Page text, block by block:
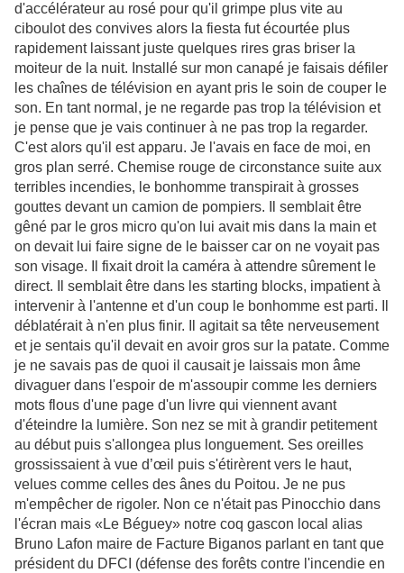
d'accélérateur au rosé pour qu'il grimpe plus vite au
ciboulot des convives alors la fiesta fut écourtée plus
rapidement laissant juste quelques rires gras briser la
moiteur de la nuit. Installé sur mon canapé je faisais défiler
les chaînes de télévision en ayant pris le soin de couper le
son. En tant normal, je ne regarde pas trop la télévision et
je pense que je vais continuer à ne pas trop la regarder.
C'est alors qu'il est apparu. Je l'avais en face de moi, en
gros plan serré. Chemise rouge de circonstance suite aux
terribles incendies, le bonhomme transpirait à grosses
gouttes devant un camion de pompiers. Il semblait être
gêné par le gros micro qu'on lui avait mis dans la main et
on devait lui faire signe de le baisser car on ne voyait pas
son visage. Il fixait droit la caméra à attendre sûrement le
direct. Il semblait être dans les starting blocks, impatient à
intervenir à l'antenne et d'un coup le bonhomme est parti. Il
déblatérait à n'en plus finir. Il agitait sa tête nerveusement
et je sentais qu'il devait en avoir gros sur la patate. Comme
je ne savais pas de quoi il causait je laissais mon âme
divaguer dans l'espoir de m'assoupir comme les derniers
mots flous d'une page d'un livre qui viennent avant
d'éteindre la lumière. Son nez se mit à grandir petitement
au début puis s'allongea plus longuement. Ses oreilles
grossissaient à vue d’œil puis s'étirèrent vers le haut,
velues comme celles des ânes du Poitou. Je ne pus
m'empêcher de rigoler. Non ce n'était pas Pinocchio dans
l'écran mais «Le Béguey» notre coq gascon local alias
Bruno Lafon maire de Facture Biganos parlant en tant que
président du DFCI (défense des forêts contre l'incendie en